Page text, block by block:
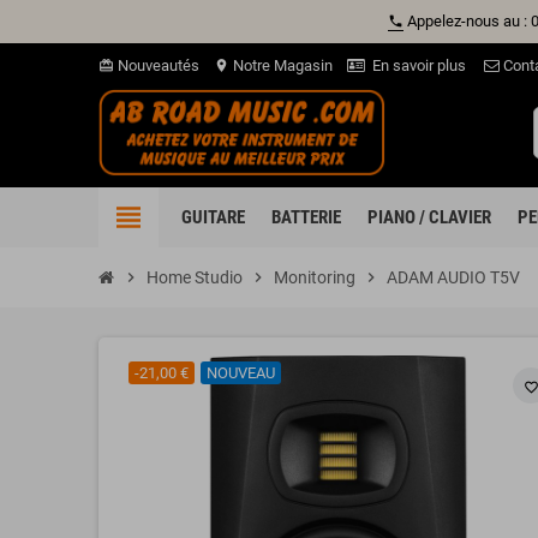
phone Appelez-nous au :
card_giftcard Nouveautés location_on Notre Magasin En savoir plus
view_headline GUITARE BATTERIE PIANO / CLAVIER
chevron_right Home Studio chevron_right Monitoring chevron_right ADAM AUDIO T5V
favorite_border
-21,00 € NOUVEAU